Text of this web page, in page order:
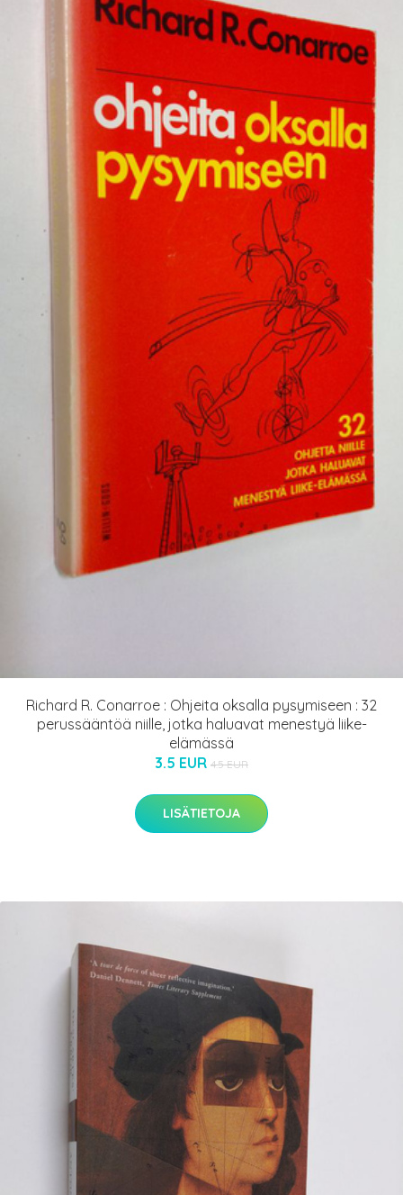
Richard R. Conarroe : Ohjeita oksalla pysymiseen : 32
perussääntöä niille, jotka haluavat menestyä liike-
elämässä
3.5 EUR 4.5 EUR
LISÄTIETOJA